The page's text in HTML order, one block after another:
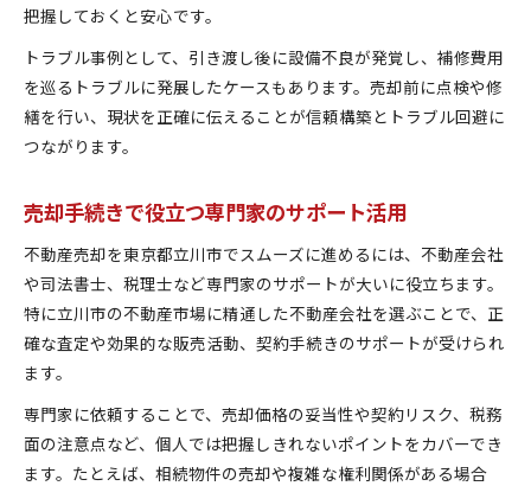
把握しておくと安心です。
トラブル事例として、引き渡し後に設備不良が発覚し、補修費用
を巡るトラブルに発展したケースもあります。売却前に点検や修
繕を行い、現状を正確に伝えることが信頼構築とトラブル回避に
つながります。
売却手続きで役立つ専門家のサポート活用
不動産売却を東京都立川市でスムーズに進めるには、不動産会社
や司法書士、税理士など専門家のサポートが大いに役立ちます。
特に立川市の不動産市場に精通した不動産会社を選ぶことで、正
確な査定や効果的な販売活動、契約手続きのサポートが受けられ
ます。
専門家に依頼することで、売却価格の妥当性や契約リスク、税務
面の注意点など、個人では把握しきれないポイントをカバーでき
ます。たとえば、相続物件の売却や複雑な権利関係がある場合